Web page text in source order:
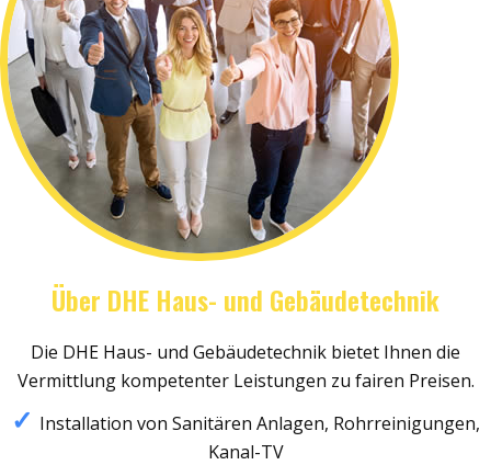
Über DHE Haus- und Gebäudetechnik
Die DHE Haus- und Gebäudetechnik bietet Ihnen die
Vermittlung kompetenter Leistungen zu fairen Preisen.
Installation von Sanitären Anlagen, Rohrreinigungen,
Kanal-TV